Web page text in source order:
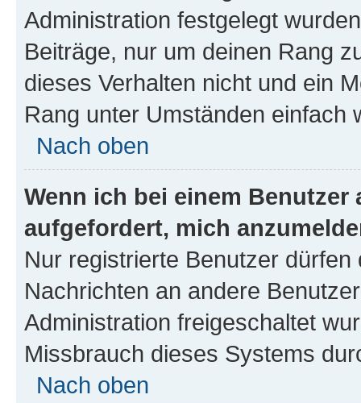
Administration festgelegt
Beiträge, nur um deinen Rang
dieses Verhalten nicht und ein
Rang unter Umständen einfach
Nach oben
Wenn ich bei einem
aufgefordert, mich
Nur registrierte Benutzer
Nachrichten an andere
Administration freigeschaltet
Missbrauch dieses Systems
Nach oben